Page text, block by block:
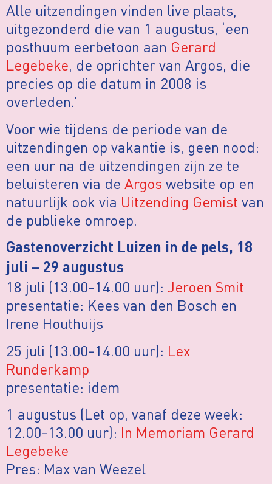
Alle uitzendingen vinden live plaats,
uitgezonderd die van 1 augustus, ‘een
posthuum eerbetoon aan Gerard
Legebeke, de oprichter van Argos, die
precies op die datum in 2008 is
overleden.’
Voor wie tijdens de periode van de
uitzendingen op vakantie is, geen nood:
een uur na de uitzendingen zijn ze te
beluisteren via de Argos website op en
natuurlijk ook via Uitzending Gemist van
de publieke omroep.
Gastenoverzicht Luizen in de pels, 18
juli – 29 augustus
18 juli (13.00-14.00 uur): Jeroen Smit
presentatie: Kees van den Bosch en
Irene Houthuijs
25 juli (13.00-14.00 uur): Lex
Runderkamp
presentatie: idem
1 augustus (Let op, vanaf deze week:
12.00-13.00 uur): In Memoriam Gerard
Legebeke
Pres: Max van Weezel